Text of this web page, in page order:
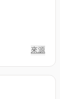
來源